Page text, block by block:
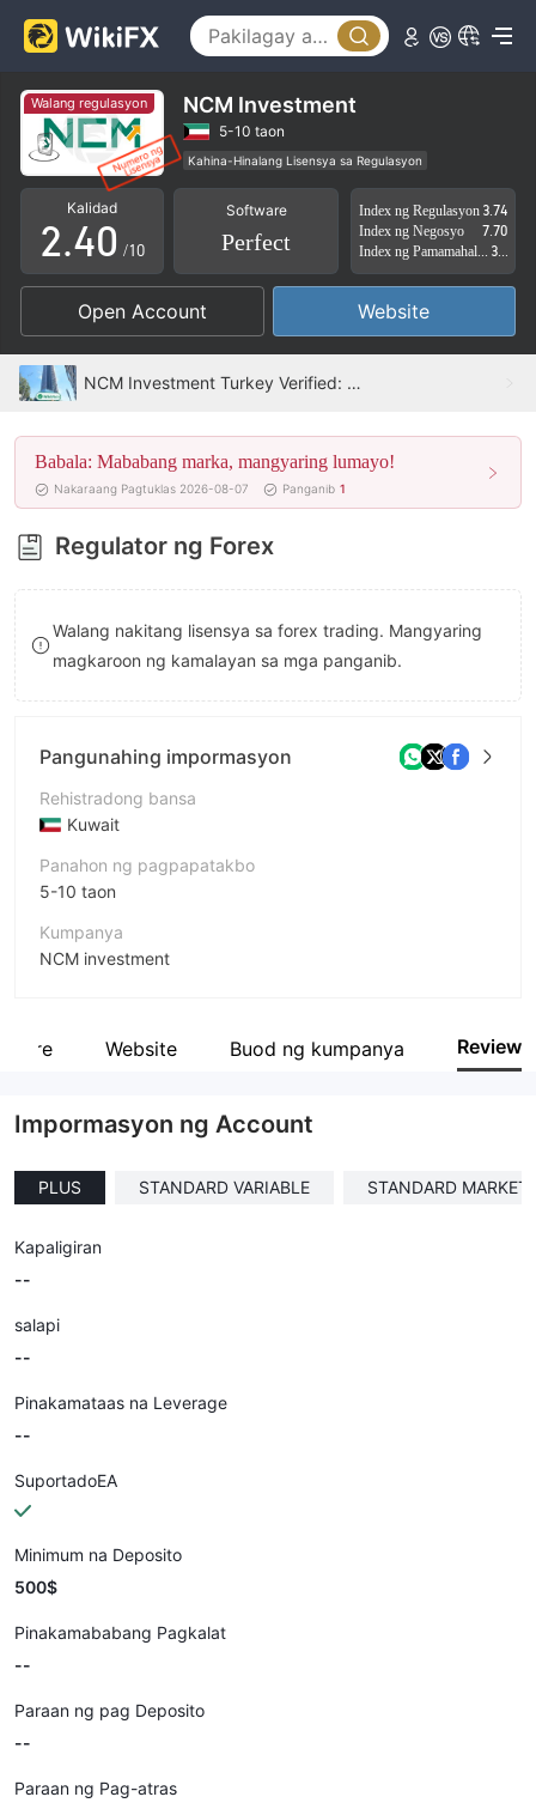
Walang regulasyon NCM Investment
5-10 taon
Kahina-Hinalang Lisensya sa Regulasyon
Pansariling pagsasaliksik
Kahina-hinalang saklaw ng Negosyo
Mataas na potensyal na peligro
Kalidad
0
1
2
3
4
5
6
7
8
9
.
0
1
2
3
4
5
6
7
8
9
0
1
2
3
4
5
6
7
8
9
/10
Software
Perfect
Index ng Regulasyon 3.74
Index ng Negosyo
7.70
3.49
Open Account Website
NCM Investment Turkey Verified: Operational Office Confirmed
Babala: Mababang marka, mangyaring lumayo!
Nakaraang Pagtuklas 2026-08-07 Panganib 1
Regulator ng Forex
Walang nakitang lisensya sa forex trading. Mangyaring
magkaroon ng kamalayan sa mga panganib.
Pangunahing impormasyon
Rehistradong bansa
Kuwait
Panahon ng pagpapatakbo
5-10 taon
Kumpanya
NCM investment
Website Buod ng kumpanya Review
Impormasyon ng Account
PLUS STANDARD VARIABLE STANDARD MARKET
Kapaligiran
--
salapi
--
Pinakamataas na Leverage
--
SuportadoEA
Minimum na Deposito
500$
Pinakamababang Pagkalat
--
Paraan ng pag Deposito
--
Paraan ng Pag-atras